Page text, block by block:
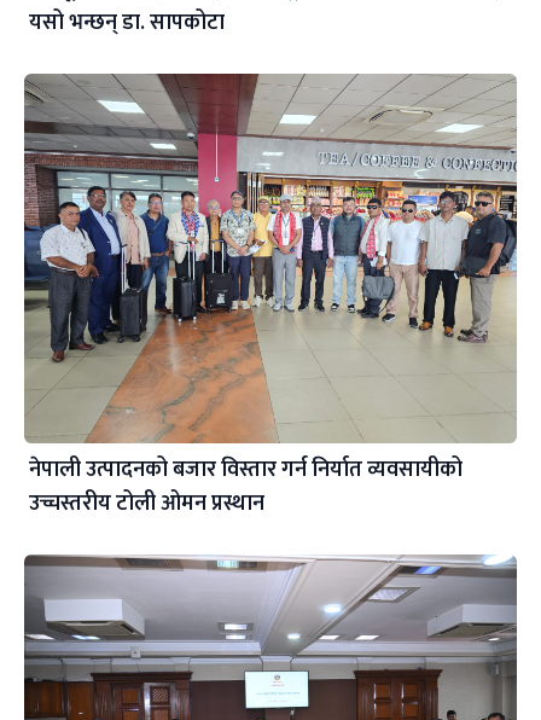
यसो भन्छन् डा‍. सापकोटा
नेपाली उत्पादनको बजार विस्तार गर्न निर्यात व्यवसायीको
उच्चस्तरीय टोली ओमन प्रस्थान